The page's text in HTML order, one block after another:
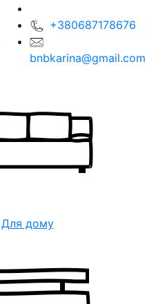
+380687178676
bnbkarina@gmail.com
Для дому